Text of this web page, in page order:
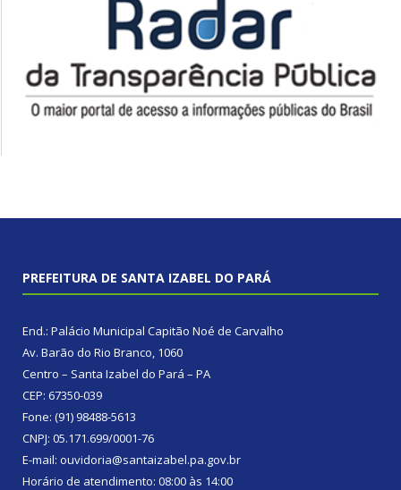
PREFEITURA DE SANTA IZABEL DO PARÁ
End.: Palácio Municipal Capitão Noé de Carvalho
Av. Barão do Rio Branco, 1060
Centro – Santa Izabel do Pará – PA
CEP: 67350-039
Fone: (91) 98488-5613
CNPJ: 05.171.699/0001-76
E-mail: ouvidoria@santaizabel.pa.gov.br
Horário de atendimento: 08:00 às 14:00